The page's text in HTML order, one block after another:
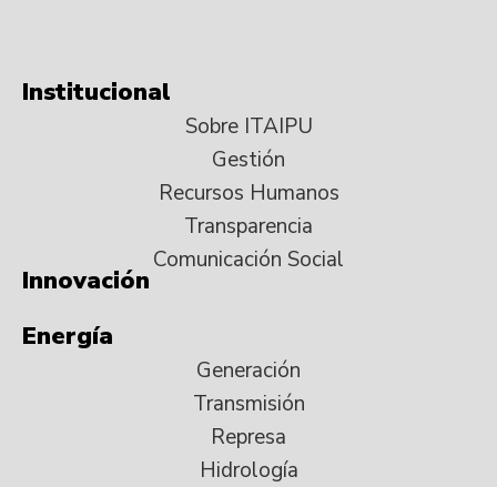
Institucional
Sobre ITAIPU
Gestión
Recursos Humanos
Transparencia
Comunicación Social
Innovación
Energía
Generación
Transmisión
Represa
Hidrología